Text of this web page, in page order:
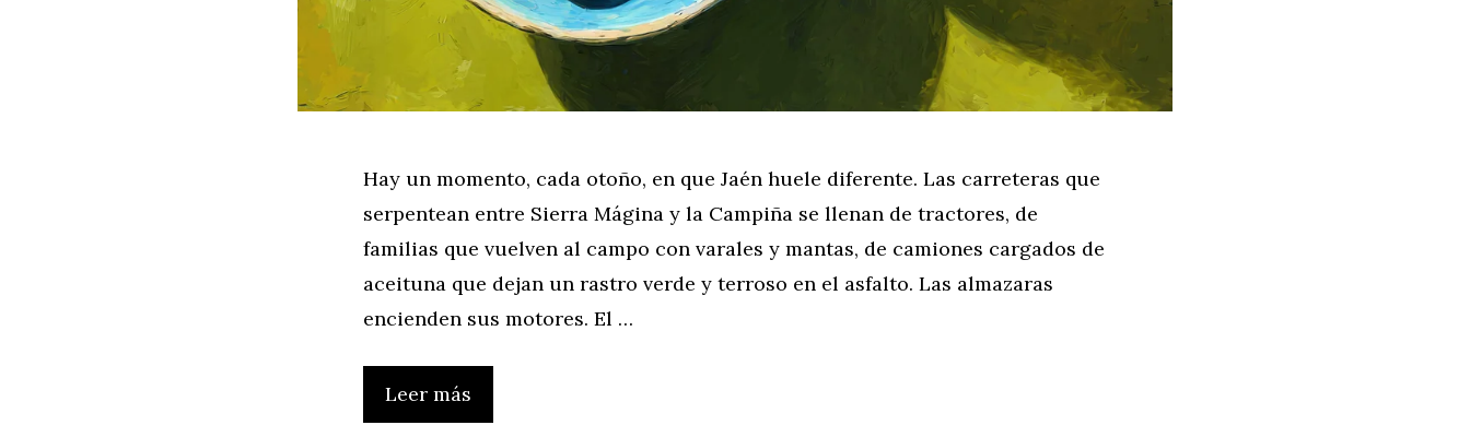
Hay un momento, cada otoño, en que Jaén huele diferente. Las carreteras que
serpentean entre Sierra Mágina y la Campiña se llenan de tractores, de
familias que vuelven al campo con varales y mantas, de camiones cargados de
aceituna que dejan un rastro verde y terroso en el asfalto. Las almazaras
encienden sus motores. El …
Leer más